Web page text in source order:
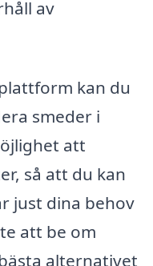
av
kan du
smeder i
att
så att du kan
just dina behov
att be om
alternativet